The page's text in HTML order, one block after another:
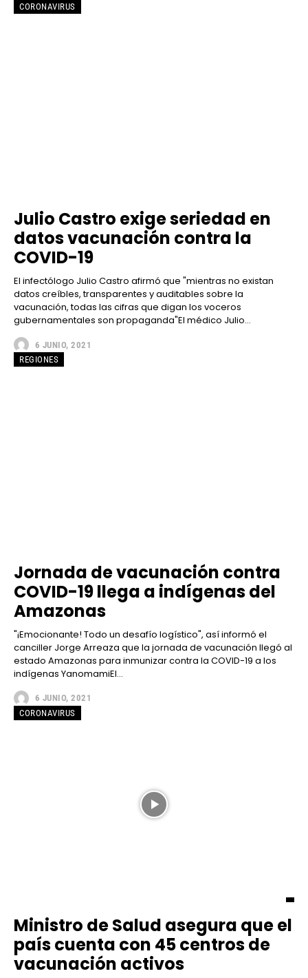
CORONAVIRUS
Julio Castro exige seriedad en
datos vacunación contra la
COVID-19
El infectólogo Julio Castro afirmó que "mientras no existan
datos creíbles, transparentes y auditables sobre la
vacunación, todas las cifras que digan los voceros
gubernamentales son propaganda"El médico Julio...
6 JUNIO, 2021
REGIONES
Jornada de vacunación contra
COVID-19 llega a indígenas del
Amazonas
"¡Emocionante! Todo un desafío logístico", así informó el
canciller Jorge Arreaza que la jornada de vacunación llegó al
estado Amazonas para inmunizar contra la COVID-19 a los
indígenas YanomamiEl...
6 JUNIO, 2021
CORONAVIRUS
Ministro de Salud asegura que el
país cuenta con 45 centros de
vacunación activos